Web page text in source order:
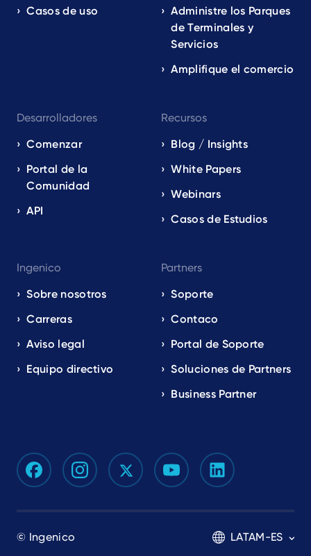
Casos de uso
Administre los Parques
de Terminales y
Servicios
Amplifique el comercio
Desarrolladores
Comenzar
Portal de la
Comunidad
API
Recursos
Blog / Insights
White Papers
Webinars
Casos de Estudios
Ingenico
Sobre nosotros
Carreras
Aviso legal
Equipo directivo
Partners
Soporte
Contaco
Portal de Soporte
Soluciones de Partners
Business Partner
© Ingenico LATAM-ES